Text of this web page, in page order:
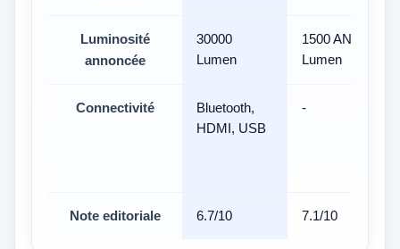
Luminosité
annoncée
30000
Lumen
1500 ANSI
Lumen
Connectivité
Bluetooth,
HDMI, USB
-
Note editoriale 6.7/10 7.1/10